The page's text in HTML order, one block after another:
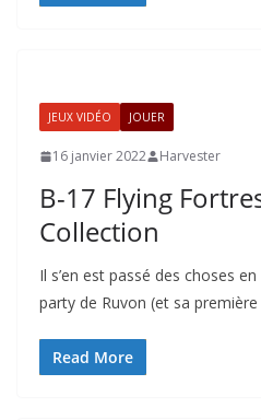
JEUX VIDÉO JOUER
16 janvier 2022 Harvester
B-17 Flying
Collection
Il s’en est passé des choses
party de Ruvon (et sa
Read More